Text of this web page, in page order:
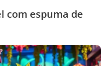
com espuma de